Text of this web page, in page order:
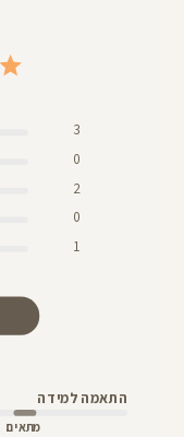
3
0
2
0
1
התאמה למידה
מתאים